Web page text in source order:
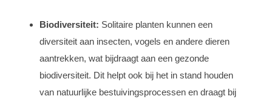
Biodiversiteit: Solitaire planten kunnen een
diversiteit aan insecten, vogels en andere dieren
aantrekken, wat bijdraagt aan een gezonde
biodiversiteit. Dit helpt ook bij het in stand houden
van natuurlijke bestuivingsprocessen en draagt bij